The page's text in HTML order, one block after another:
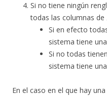
Si no tiene ningún
todas las columnas de
Si en efecto
sistema tiene
Si no todas
sistema tiene
En el caso en el que hay